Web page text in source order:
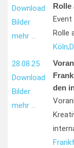
Download
Bilder
mehr …
Rolle
Rolle
Köln,
28.08.25
Download
Bilder
mehr …
den